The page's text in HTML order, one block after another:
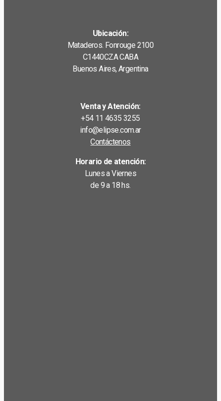
Ubicación:
Mataderos. Fonrouge 2100
C1440CZA CABA
Buenos Aires, Argentina
Venta y Atención:
+54 11 4635 3255
info@elipse.com.ar
Contáctenos
Horario de atención:
Lunes a Viernes
de 9 a 18 hs.